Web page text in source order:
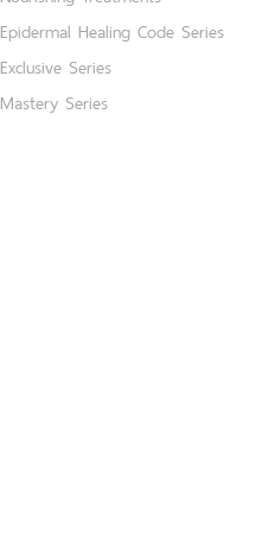
Epidermal Healing Code Series
Exclusive Series
Mastery Series